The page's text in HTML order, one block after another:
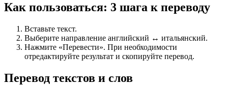
Как пользоваться: 3 шага к переводу
Вставьте текст.
Выберите направление английский ↔ итальянский.
Нажмите «Перевести». При необходимости
отредактируйте результат и скопируйте перевод.
Перевод текстов и слов